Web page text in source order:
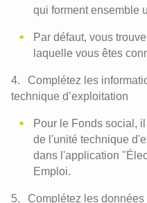
qui forment ensemble
Par défaut, vous
laquelle vous êtes
Complétez les
technique d’exploitation
Pour le Fonds social,
de l'unité technique
dans l'application
Emploi.
Complétez les